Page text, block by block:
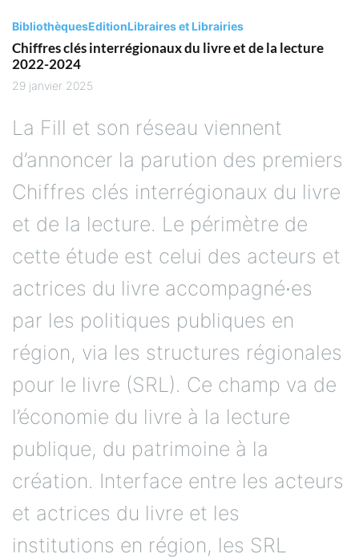
BibliothèquesEditionLibraires et Librairies
Chiffres clés interrégionaux du livre et de la lecture
2022-2024
29 janvier 2025
La Fill et son réseau viennent
d’annoncer la parution des premiers
Chiffres clés interrégionaux du livre
et de la lecture. Le périmètre de
cette étude est celui des acteurs et
actrices du livre accompagné∙es
par les politiques publiques en
région, via les structures régionales
pour le livre (SRL). Ce champ va de
l’économie du livre à la lecture
publique, du patrimoine à la
création. Interface entre les acteurs
et actrices du livre et les
institutions en région, les SRL